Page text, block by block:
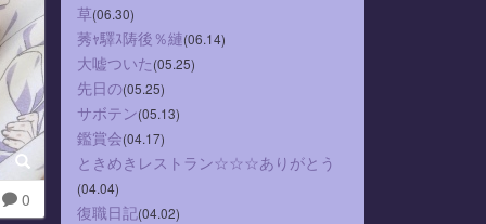
0
草(06.30)
莠ｬ驛ｽ陦後％縺(06.14)
大嘘ついた(05.25)
先日の(05.25)
サボテン(05.13)
鑑賞会(04.17)
ときめきレストラン☆☆☆ありがとう
(04.04)
復職日記(04.02)